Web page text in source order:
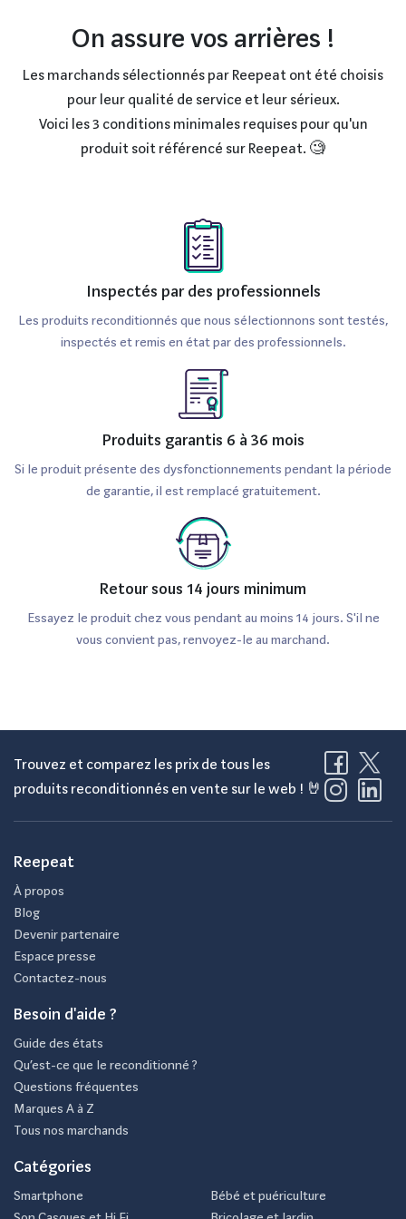
stockage, la Console Xbox Series S est dotée d’un SSD de
512 Go, permettant des temps de chargement réduits et
un accès instantané à vos jeux. Bien que ce stockage soit
moins élevé que celui de la Series X, il est extensible grâce
à une carte d’extension ou à l’utilisation de disques durs
connexions stables et rapides. Son OS intuitif, basé sur
Xbox One, facilite la navigation entre les jeux et les
applications, rendant l’expérience utilisateur fluide et
On assure vos arrières !
Les marchands sélectionnés par Reepeat ont été choisis
pour leur qualité de service et leur sérieux.
Voici les 3 conditions minimales requises pour qu'un
produit soit référencé sur Reepeat. 🧐
Inspectés par des professionnels
Les produits reconditionnés que nous sélectionnons sont testés,
inspectés et remis en état par des professionnels.
Produits garantis 6 à 36 mois
Si le produit présente des dysfonctionnements pendant la période
de garantie, il est remplacé gratuitement.
Retour sous 14 jours minimum
Essayez le produit chez vous pendant au moins 14 jours. S'il ne
vous convient pas, renvoyez-le au marchand.
Trouvez et comparez les prix de tous les
produits reconditionnés en vente sur le web ! 🤘
Reepeat
À propos
Blog
Devenir partenaire
Espace presse
Contactez-nous
Besoin d'aide ?
Guide des états
Qu’est-ce que le reconditionné ?
Questions fréquentes
Marques A à Z
Tous nos marchands
Catégories
Smartphone
Bébé et puériculture